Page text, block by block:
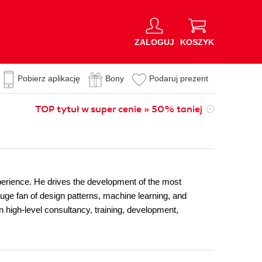
ZALOGUJ KOSZYK
Pobierz aplikację Bony Podaruj prezent
TOP tytuł w super cenie » 50% taniej
He drives the development of the most
fan of design patterns, machine learning, and
level consultancy, training, development,